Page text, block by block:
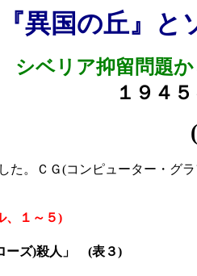
『異国の丘』
シベリア抑留問題
１９４
(
た。ＣＧ(コンピューター・グ
、１～５)
ーズ)殺人」 (表３)